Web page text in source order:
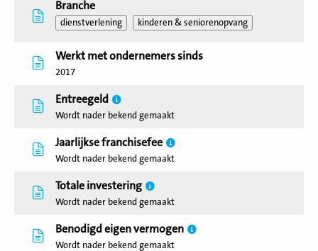
Branche
dienstverlening kinderen & seniorenopvang
Werkt met ondernemers sinds
2017
Entreegeld
Wordt nader bekend gemaakt
Jaarlijkse franchisefee
Wordt nader bekend gemaakt
Totale investering
Wordt nader bekend gemaakt
Benodigd eigen vermogen
Wordt nader bekend gemaakt